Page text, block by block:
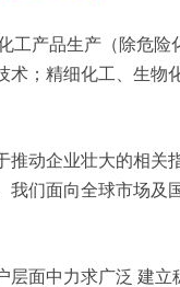
工产品生产（除危
；精细化工、生物
动企业壮大的相
们面向全球市场及
面中力求广泛 建